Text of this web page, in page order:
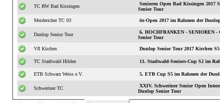
TC RW Bad Kissingen
Senioren Open Bad Kissingen 2017
Senior Tour
Meidericher TC 03 its-Open 2017 im Rahmen der
Dunlop Senior Tour
6. HOCHFRANKEN - SENIOREN -
Senior Tour
Vfl Kirchen Dunlop Senior Tour 2017 Kirchen S5
TC Stadtwald Hilden 11. Stadtwald-
ETB Schwarz Weiss e.V. 5. ETB Cup S5 im Rahmen der
Schweriner TC
XXIV. Schweriner Senior Open International S3 im
Dunlop Senior Tour